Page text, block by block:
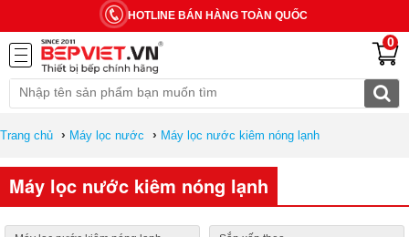
HOTLINE BÁN HÀNG TOÀN QUỐC
0
Trang chủ › Máy lọc nước › Máy lọc nước kiêm nóng lạnh
Máy lọc nước kiêm nóng lạnh